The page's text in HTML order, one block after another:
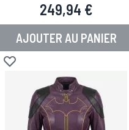
249,94 €
AJOUTER AU PANIER
Ajouter à la liste d'achats